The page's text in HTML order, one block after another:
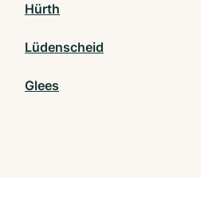
Hürth
Lüdenscheid
Glees